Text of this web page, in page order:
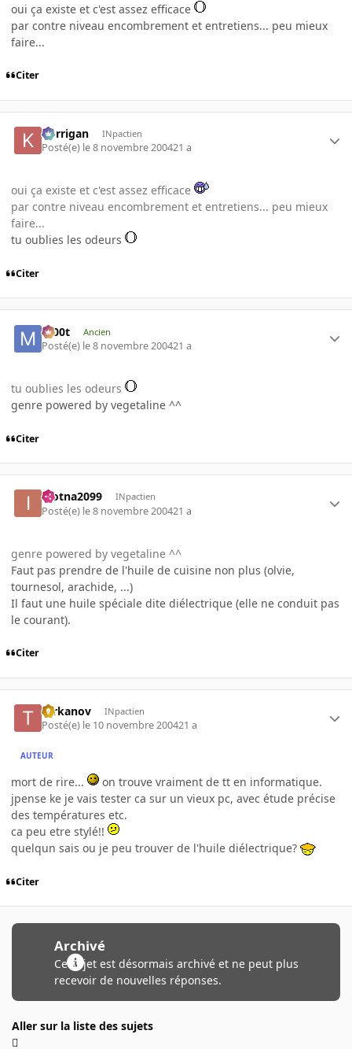
oui ça existe et c'est assez efficace
par contre niveau encombrement et entretiens... peu mieux
faire...
Citer
korrigan INpactien
Posté(e) le 8 novembre 200421 a
oui ça existe et c'est assez efficace
par contre niveau encombrement et entretiens... peu mieux
faire...
tu oublies les odeurs
Citer
m00t Ancien
Posté(e) le 8 novembre 200421 a
tu oublies les odeurs
genre powered by vegetaline ^^
Citer
inotna2099 INpactien
Posté(e) le 8 novembre 200421 a
genre powered by vegetaline ^^
Faut pas prendre de l'huile de cuisine non plus (olvie,
tournesol, arachide, ...)
Il faut une huile spéciale dite diélectrique (elle ne conduit pas
le courant).
Citer
tarkanov INpactien
Posté(e) le 10 novembre 200421 a
AUTEUR
mort de rire...
on trouve vraiment de tt en informatique.
jpense ke je vais tester ca sur un vieux pc, avec étude précise
des températures etc.
ca peu etre stylé!!
quelqun sais ou je peu trouver de l'huile diélectrique?
Citer
Archivé
Ce sujet est désormais archivé et ne peut plus
recevoir de nouvelles réponses.
Aller sur la liste des sujets